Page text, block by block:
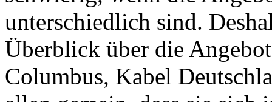
unterschiedlich sind.
Überblick über die
Columbus, Kabel